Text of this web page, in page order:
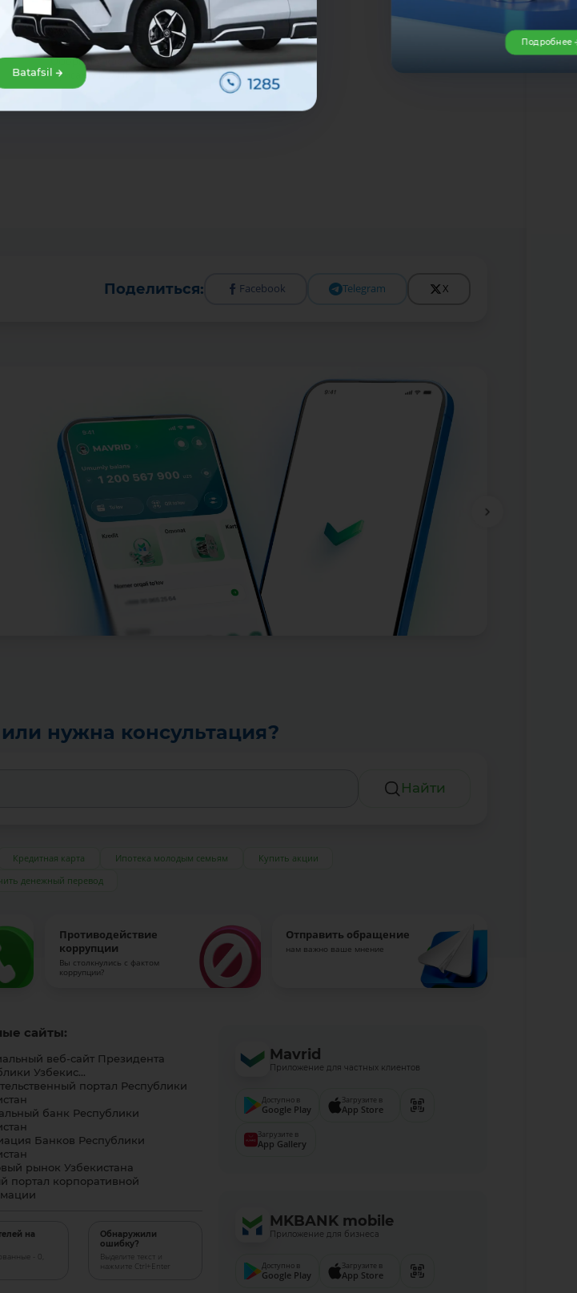
Преимущества в вашем
любимом ресторане ждут
вас!
Оформите карту Uzcard Sherdor в
офисах МКБАНК
Поделиться: Facebook Telegram X
нужна консультация?
Найти
Кредитная карта Ипотека молодым семьям
Купить акции
денежный перевод
Противодействие
коррупции
Вы столкнулись с фактом
коррупции?
Отправить обращение
нам важно ваше мнение
сайты:
веб-сайт Президента
Узбекис...
портал Республики
банк Республики
Банков Республики
рынок Узбекистана
портал корпоративной
на
- 0,
Обнаружили
ошибку?
Выделите текст и
нажмите Ctrl+Enter
Mavrid
Приложение для частных клиентов
Доступно в
Google Play
Загрузите в
App Store
Загрузите в
App Gallery
MKBANK mobile
Приложение для бизнеса
Доступно в
Google Play
Загрузите в
App Store
Batafsil